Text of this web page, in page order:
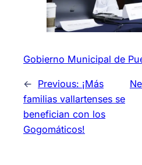
Gobierno Municipal de
← Previous: ¡Más
familias vallartenses se
benefician con los
Gogomáticos!